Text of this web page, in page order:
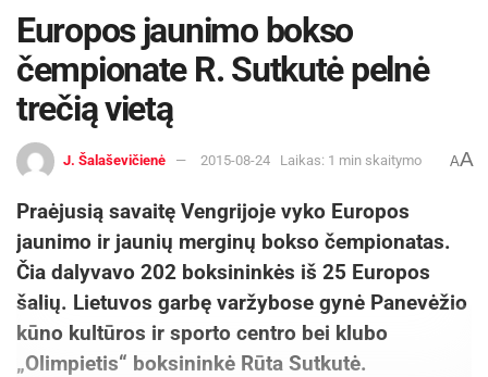
Europos jaunimo bokso
čempionate R. Sutkutė pelnė
trečią vietą
J. Šalaševičienė 2015-08-24 Laikas: 1 min skaitymo AA
Praėjusią savaitę Vengrijoje vyko Europos
jaunimo ir jaunių merginų bokso čempionatas.
Čia dalyvavo 202 boksininkės iš 25 Europos
šalių. Lietuvos garbę varžybose gynė Panevėžio
kūno kultūros ir sporto centro bei klubo
„Olimpietis“ boksininkė Rūta Sutkutė.